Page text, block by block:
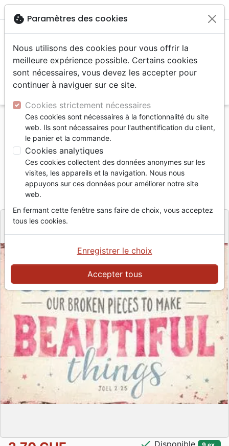
menu
Accueil Divers
Papeterie
God uses all our broken pieces
God uses all our broken pieces
Segens Art
RéférenceSGA44798 EAN 4250479847989
Editeur SEGENS ART
Disponible
cookie Paramètres des cookies
Nous utilisons des cookies pour vous offrir la
meilleure expérience possible. Certains cookies
sont nécessaires, vous devez les accepter pour
continuer à naviguer sur ce site.
Cookies strictement nécessaires
Ces cookies sont nécessaires à la fonctionnalité du site
web. Ils sont nécessaires pour l'authentification du client,
le panier et la commande.
Cookies analytiques
Ces cookies collectent des données anonymes sur les
visites, les appareils et la navigation. Nous nous
appuyons sur ces données pour améliorer notre site
web.
En fermant cette fenêtre sans faire de choix, vous acceptez
tous les cookies.
Accepter tous
Enregistrer le choix